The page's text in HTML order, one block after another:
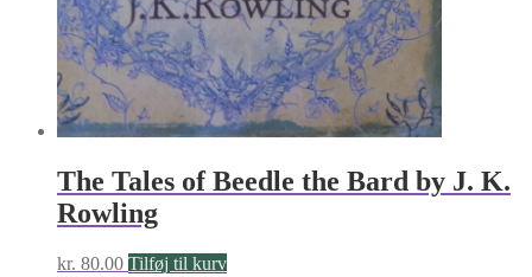
The Tales of Beedle the Bard by J. K.
Rowling
kr. 80.00 Tilføj til kurv